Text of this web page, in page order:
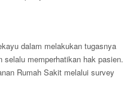
dalam melakukan tugasnya
selalu memperhatikan hak pasien.
Rumah Sakit melalui survey